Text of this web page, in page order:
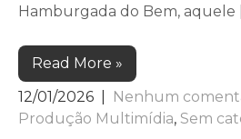
Hamburgada do Bem, aquele
Read More »
12/01/2026
Nenhum
Produção Multimídia, Sem